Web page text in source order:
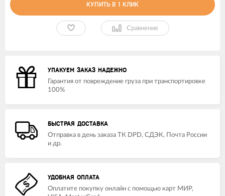
КУПИТЬ В 1 КЛИК
Сравнение
УПАКУЕМ ЗАКАЗ НАДЕЖНО
Гарантия от повреждение груза при транспортировке
100%
БЫСТРАЯ ДОСТАВКА
Отправка в день заказа ТК DPD, СДЭК, Почта России
и др.
УДОБНАЯ ОПЛАТА
Оплатите покупку онлайн с помощью карт МИР,